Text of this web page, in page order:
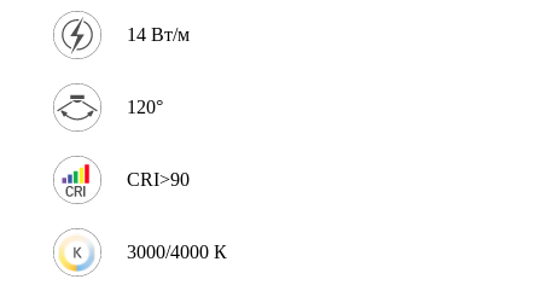
14 Вт/м
120°
CRI>90
3000/4000 К